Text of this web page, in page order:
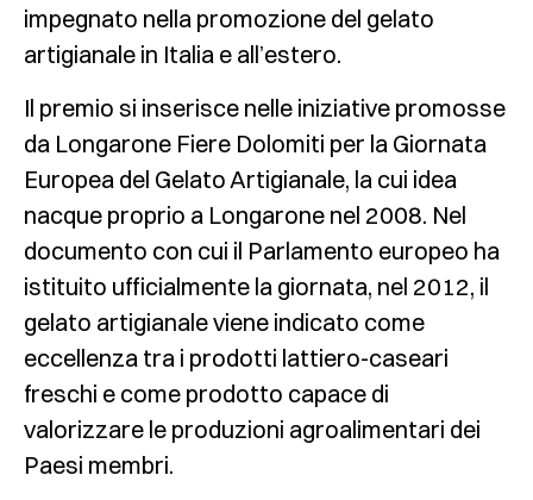
impegnato nella promozione del gelato
artigianale in Italia e all’estero.
Il premio si inserisce nelle iniziative promosse
da Longarone Fiere Dolomiti per la Giornata
Europea del Gelato Artigianale, la cui idea
nacque proprio a Longarone nel 2008. Nel
documento con cui il Parlamento europeo ha
istituito ufficialmente la giornata, nel 2012, il
gelato artigianale viene indicato come
eccellenza tra i prodotti lattiero-caseari
freschi e come prodotto capace di
valorizzare le produzioni agroalimentari dei
Paesi membri.